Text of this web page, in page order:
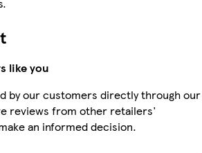
like you
by our customers directly through our
reviews from other retailers'
an informed decision.